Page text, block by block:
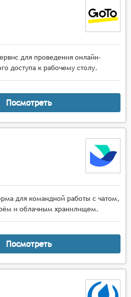
для проведения онлайн-
доступа к рабочему столу.
Посмотреть
для командной работы с чатом,
и облачным хранилищем.
Посмотреть